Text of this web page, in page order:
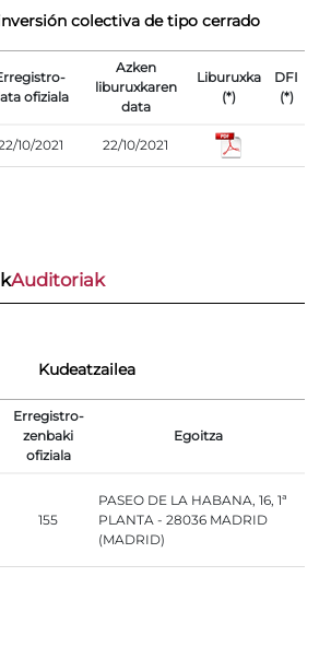
colectiva de tipo cerrado
ofiziala
Azken
liburuxkaren
data
Liburuxka
(*)
DFI
(*)
10/2021 22/10/2021
Auditoriak
Kudeatzailea
Erregistro-
zenbaki
ofiziala
Egoitza
155
PASEO DE LA HABANA, 16, 1ª
PLANTA - 28036 MADRID
(MADRID)